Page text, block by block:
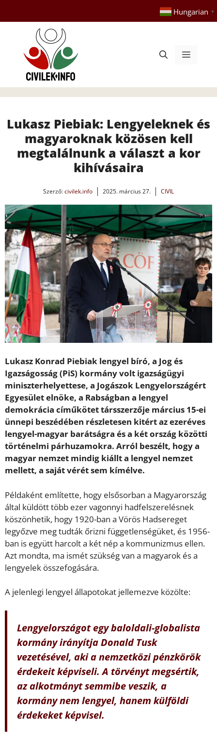
tartalomba
Hungarian ▼
Menü
Lukasz Piebiak: Lengyeleknek és
magyaroknak közösen kell
megtalálnunk a választ a kor
kihívásaira
Szerző:civilek.info 2025. március 27. CIVIL
Lukasz Konrad Piebiak lengyel bíró, a Jog és
Igazságosság (PiS) kormány volt igazságügyi
miniszterhelyettese, a Jogászok Lengyelországért
Egyesület elnöke, a Rabságban a lengyel
demokrácia címűkötet társszerzője március 15-ei
ünnepi beszédében részletesen kitért az ezeréves
lengyel-magyar barátságra és a két ország közötti
történelmi párhuzamokra. Arról beszélt, hogy a
magyar nemzet mindig kiállt a lengyel nemzet
mellett, a saját vérét sem kímélve.
Példaként említette, hogy elsősorban a Magyarország
által küldött több ezer vagonnyi hadfelszerelésnek
köszönhetik, hogy 1920-ban a Vörös Hadsereget
legyőzve meg tudták őrizni függetlenségüket, és 1956-
ban is együtt harcolt a két nép a kommunizmus ellen.
Azt mondta, ma ismét szükség van a magyarok és a
lengyelek összefogására.
A jelenlegi lengyel állapotokat jellemezve közölte:
Lengyelországot egy baloldali-globalista
kormány irányítja Donald Tusk
vezetésével, aki a nemzetközi pénzkörök
érdekeit képviseli. A törvényt megsértik,
az alkotmányt semmibe veszik, a
kormány nem lengyel, hanem külföldi
érdekeket képvisel.